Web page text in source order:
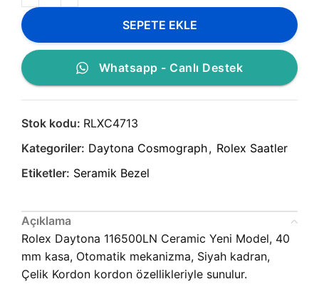
SEPETE EKLE
Whatsapp - Canlı Destek
Stok kodu: RLXC4713
Kategoriler: Daytona Cosmograph, Rolex Saatler
Etiketler: Seramik Bezel
Açıklama
Rolex Daytona 116500LN Ceramic Yeni Model, 40
mm kasa, Otomatik mekanizma, Siyah kadran,
Çelik Kordon kordon özellikleriyle sunulur.